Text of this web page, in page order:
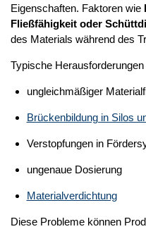
Eigenschaften. Faktoren wie
Fließfähigkeit oder
des Materials während des
Typische
ungleichmäßiger
Brückenbildung in Silos
Verstopfungen in
ungenaue Dosierung
Materialverdichtung
Diese Probleme können